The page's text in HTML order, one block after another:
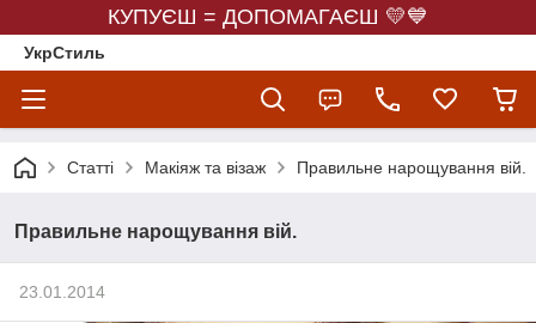
КУПУЄШ = ДОПОМАГАЄШ 💛💙
УкрСтиль
Статті Макіяж та візаж Правильне нарощування вій.
Правильне нарощування вій.
23.01.2014